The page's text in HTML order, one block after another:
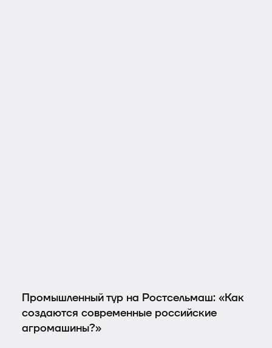
Промышленный тур на Ростсельмаш: «Как
создаются современные российские
агромашины?»